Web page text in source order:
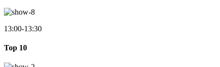
13:00-13:30
Top 10